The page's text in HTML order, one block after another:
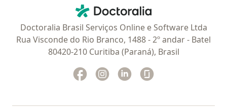
Doctoralia - Homepage
Doctoralia Brasil Serviços Online e Software Ltda
Rua Visconde do Rio Branco, 1488 - 2º andar - Batel
80420-210 Curitiba (Paraná), Brasil
Facebook
abre num novo separador
Instagram
abre num novo separador
Linkedin
abre num novo